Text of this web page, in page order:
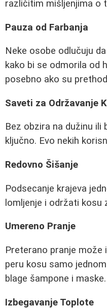
različitim mišljenjima o
Pauza od Farbanja
Neke osobe odlučuju
kako bi se odmorila od
posebno ako su
Saveti za Održavanje
Bez obzira na dužinu ili
ključno. Evo nekih
Redovno Šišanje
Podsecanje krajeva
lomljenje i održati kosu
Umereno Pranje
Preterano pranje može
peru kosu samo
blage šampone i maske.
Izbegavanje Toplote